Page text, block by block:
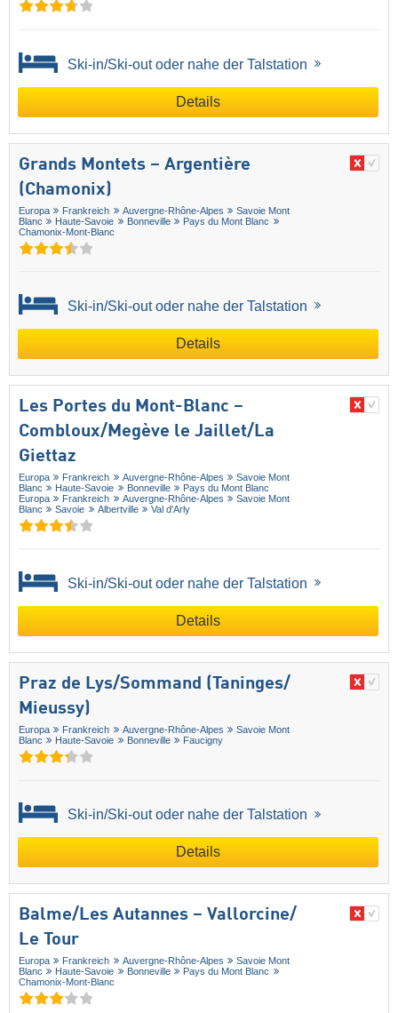
Ski-in/Ski-out oder nahe der Talstation
Details
Grands Montets – Argentière
(Chamonix)
Europa Frankreich Auvergne-Rhône-Alpes
Savoie Mont
Blanc
Haute-Savoie Bonneville
Pays du Mont Blanc
Chamonix-Mont-Blanc
Ski-in/Ski-out oder nahe der Talstation
Details
Les Portes du Mont-Blanc –
Combloux/​Megève le Jaillet/​La
Giettaz
Europa Frankreich Auvergne-Rhône-Alpes
Savoie Mont
Blanc
Haute-Savoie Bonneville
Pays du Mont Blanc
Europa
Frankreich Auvergne-Rhône-Alpes
Savoie Mont
Blanc
Savoie Albertville Val d'Arly
Ski-in/Ski-out oder nahe der Talstation
Details
Praz de Lys/​Sommand (Taninges/​
Mieussy)
Europa Frankreich Auvergne-Rhône-Alpes
Savoie Mont
Blanc
Haute-Savoie Bonneville Faucigny
Ski-in/Ski-out oder nahe der Talstation
Details
Balme/​Les Autannes – Vallorcine/​
Le Tour
Europa Frankreich Auvergne-Rhône-Alpes
Savoie Mont
Blanc
Haute-Savoie Bonneville
Pays du Mont Blanc
Chamonix-Mont-Blanc